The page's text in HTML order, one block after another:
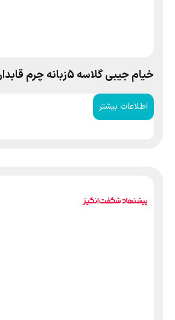
خیام جیبی گلاسه 5زبانه چرم قابدار کشویی برشی
اطلاعات بیشتر